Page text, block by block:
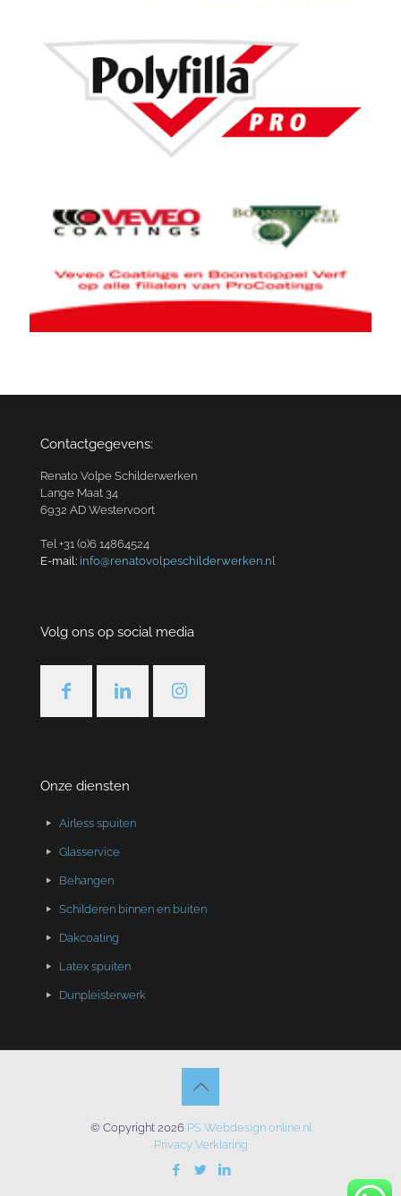
Contactgegevens:
Renato Volpe Schilderwerken
Lange Maat 34
6932 AD Westervoort
Tel +31 (0)6 14864524
E-mail: info@renatovolpeschilderwerken.nl
Volg ons op social media
Onze diensten
Airless spuiten
Glasservice
Behangen
Schilderen binnen en buiten
Dakcoating
Latex spuiten
Dunpleisterwerk
© Copyright 2026PS Webdesign online.nl
Privacy Verklaring